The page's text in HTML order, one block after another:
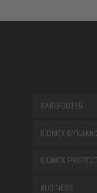
BAREFOOTER
BIOMEX
BIOMEX
BUSINESS